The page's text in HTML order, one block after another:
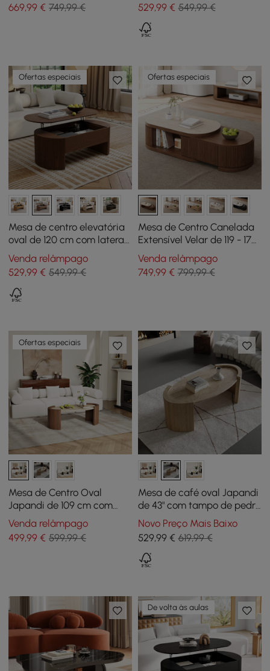
669,99 € 749,99 €
529,99€ 549,99 €
Ofertas especiais
Mesa de centro elevatória
oval de 120 cm com laterais
caneladas nogueira
Venda relâmpago
529,99 € 549,99 €
Ofertas especiais
Mesa de Centro Canelada
Extensível Velar de 119 - 170
cm com Tampo em Pedra
Sinterizada e Arrumação
Venda relâmpago
749,99€ 799,99 €
Ofertas especiais
Mesa de Centro Oval
Japandi de 109 cm com
Tampo em Pedra
Travertino
Venda relâmpago
499,99 € 599,99 €
Mesa de café oval Japandi
de 43" com tampo de pedra
travertino
Novo Preço Mais Baixo
529,99€ 619,99 €
De volta às aulas